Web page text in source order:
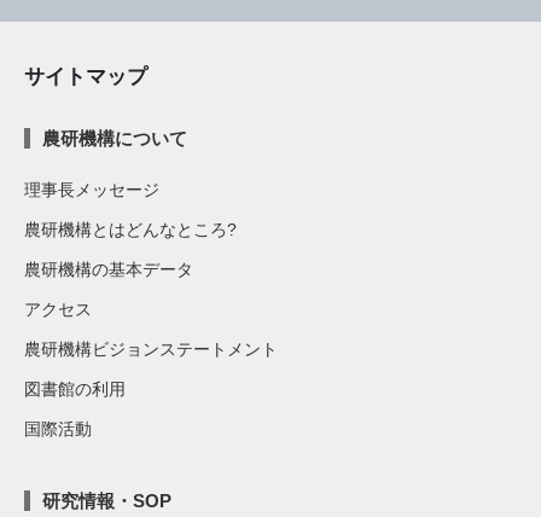
サイトマップ
農研機構について
理事長メッセージ
農研機構とはどんなところ?
農研機構の基本データ
アクセス
農研機構ビジョンステートメント
図書館の利用
国際活動
研究情報・SOP